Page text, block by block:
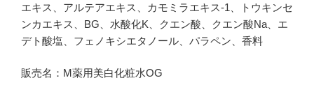
エキス、アルテアエキス、カモミラエキス-1、トウキンセ
ンカエキス、BG、水酸化K、クエン酸、クエン酸Na、エ
デト酸塩、フェノキシエタノール、パラペン、香料
販売名：M薬用美白化粧水OG